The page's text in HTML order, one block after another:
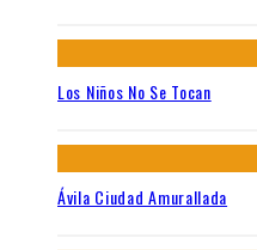
Los Niños No Se Tocan
Ávila Ciudad Amurallada